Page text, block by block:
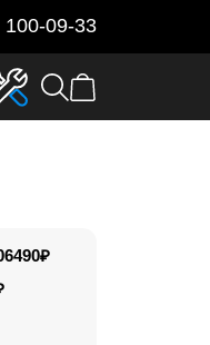
100-09-33